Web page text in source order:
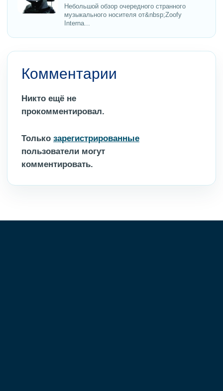
Небольшой обзор очередного странного
музыкального носителя от&nbsp;Zoofy
Interna...
Комментарии
Никто ещё не
прокомментировал.
Только зарегистрированные
пользователи могут
комментировать.